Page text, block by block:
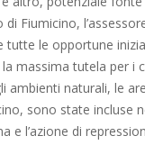
Fiumicino,
tutte le opportune
massima tutela per i
ambienti naturali, le
sono state incluse
e l’azione di